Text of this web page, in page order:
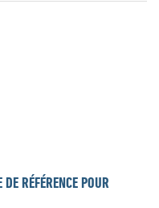
RÉFÉRENCE POUR